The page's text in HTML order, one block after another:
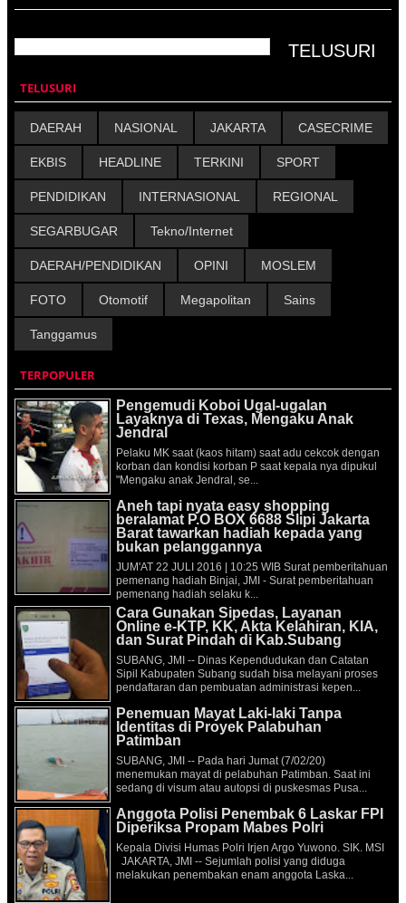
TELUSURI
DAERAH NASIONAL JAKARTA CASECRIME
EKBIS HEADLINE TERKINI SPORT
PENDIDIKAN INTERNASIONAL REGIONAL
SEGARBUGAR Tekno/Internet
DAERAH/PENDIDIKAN OPINI MOSLEM
FOTO Otomotif Megapolitan Sains
Tanggamus
TERPOPULER
Pengemudi Koboi Ugal-ugalan
Layaknya di Texas, Mengaku Anak
Jendral
Pelaku MK saat (kaos hitam) saat adu cekcok dengan
korban dan kondisi korban P saat kepala nya dipukul
"Mengaku anak Jendral, se...
Aneh tapi nyata easy shopping
beralamat P.O BOX 6688 Slipi Jakarta
Barat tawarkan hadiah kepada yang
bukan pelanggannya
JUM'AT 22 JULI 2016 | 10:25 WIB Surat pemberitahuan
pemenang hadiah Binjai, JMI - Surat pemberitahuan
pemenang hadiah selaku k...
Cara Gunakan Sipedas, Layanan
Online e-KTP, KK, Akta Kelahiran, KIA,
dan Surat Pindah di Kab.Subang
SUBANG, JMI -- Dinas Kependudukan dan Catatan
Sipil Kabupaten Subang sudah bisa melayani proses
pendaftaran dan pembuatan administrasi kepen...
Penemuan Mayat Laki-laki Tanpa
Identitas di Proyek Palabuhan
Patimban
SUBANG, JMI -- Pada hari Jumat (7/02/20)
menemukan mayat di pelabuhan Patimban. Saat ini
sedang di visum atau autopsi di puskesmas Pusa...
Anggota Polisi Penembak 6 Laskar FPI
Diperiksa Propam Mabes Polri
Kepala Divisi Humas Polri Irjen Argo Yuwono. SIK. MSI
JAKARTA, JMI -- Sejumlah polisi yang diduga
melakukan penembakan enam anggota Laska...